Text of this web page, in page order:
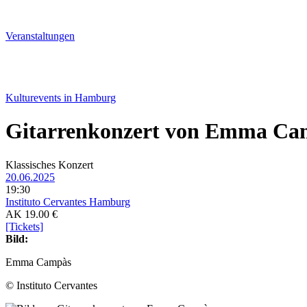
Veranstal­tungen
Kulturevents in Hamburg
Gitarrenkonzert von Emma
Klassisches Konzert
20.06.2025
19:30
Instituto Cervantes Hamburg
AK 19.00 €
[Tickets]
Bild:
Emma Campàs
© Instituto Cervantes